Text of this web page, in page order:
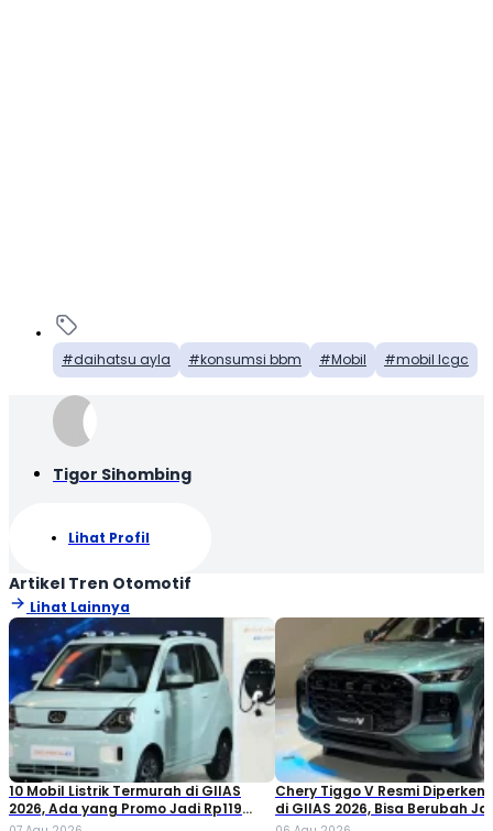
daihatsu ayla konsumsi bbm Mobil mobil lcgc
Tigor Sihombing
Lihat Profil
Artikel Tren Otomotif
Lihat Lainnya
10 Mobil Listrik Termurah di GIIAS
2026, Ada yang Promo Jadi Rp119
Jutaan!
Chery Tiggo V Resmi
di GIIAS 2026, Bisa Berubah
Double Cabin